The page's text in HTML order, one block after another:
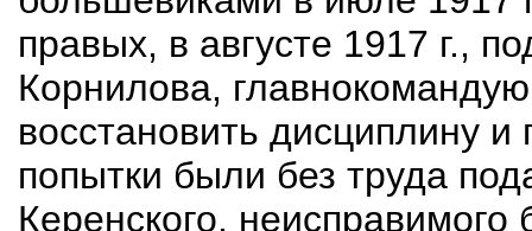
правых, в августе 1917 г.,
Корнилова,
восстановить дисциплину
попытки были без труда
Керенского, неисправимого